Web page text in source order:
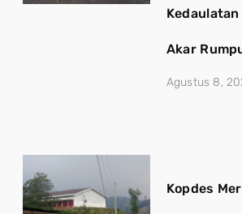
Akar
Agustus 8,
Kopdes